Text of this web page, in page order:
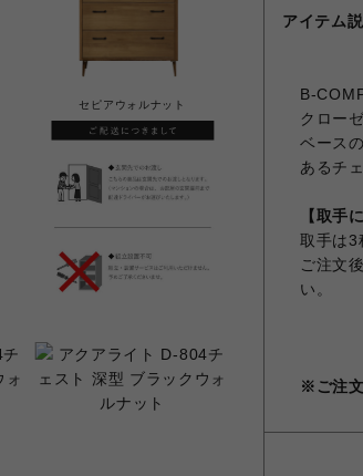
セピアウォルナット
アイテム
B-
クロー
ベース
あるチ
【取手
取手は3
ご注文
い。
※ご注